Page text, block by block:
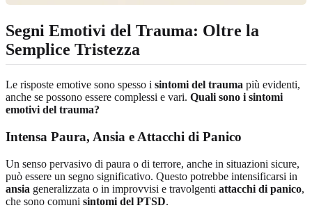
Segni Emotivi del Trauma: Oltre la
Semplice Tristezza
Le risposte emotive sono spesso i sintomi del trauma più evidenti,
anche se possono essere complessi e vari. Quali sono i sintomi
emotivi del trauma?
Intensa Paura, Ansia e Attacchi di Panico
Un senso pervasivo di paura o di terrore, anche in situazioni sicure,
può essere un segno significativo. Questo potrebbe intensificarsi in
ansia generalizzata o in improvvisi e travolgenti attacchi di panico,
che sono comuni sintomi del PTSD.